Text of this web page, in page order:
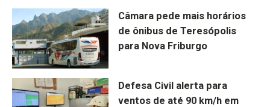
Câmara pede mais horários
de ônibus de Teresópolis
para Nova Friburgo
Defesa Civil alerta para
ventos de até 90 km/h em